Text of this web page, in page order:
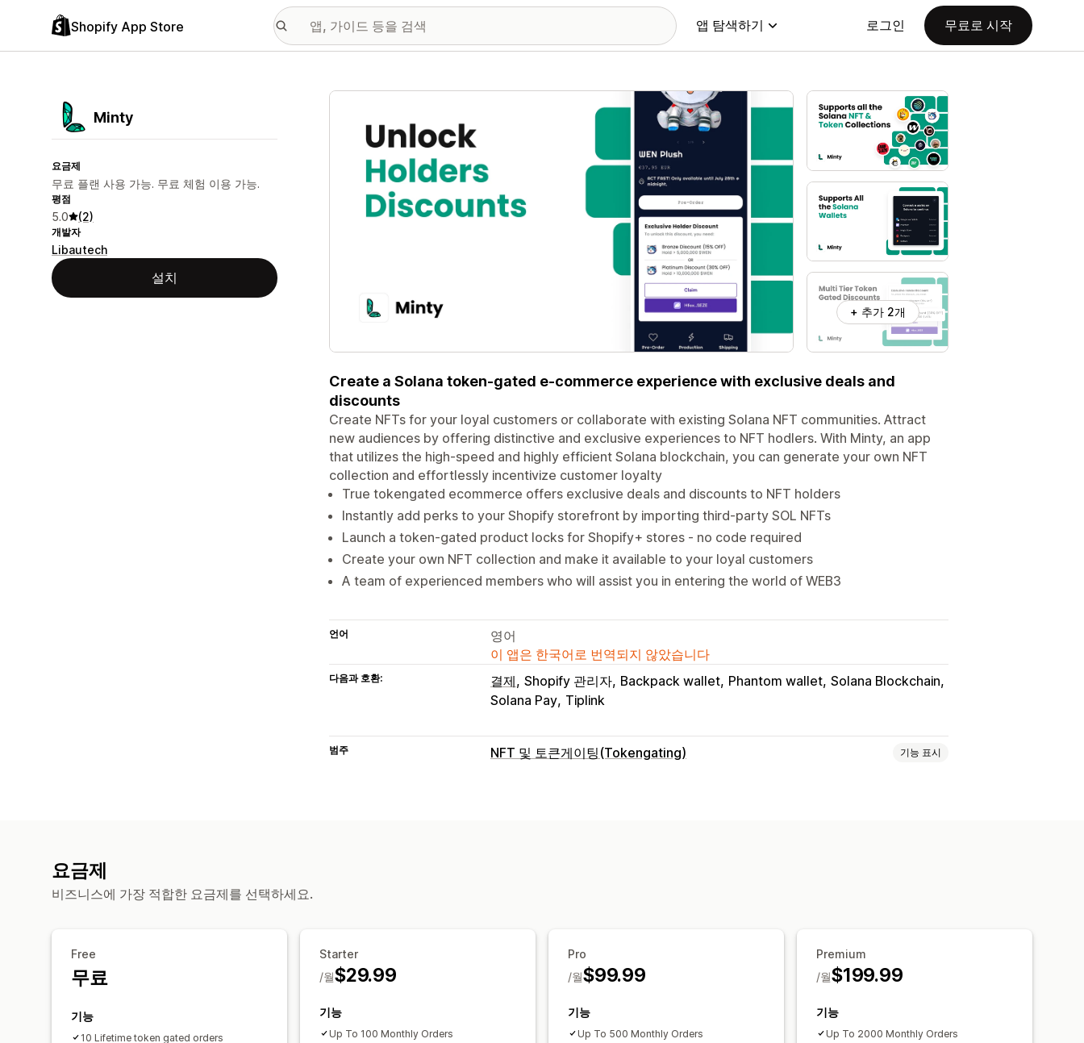
Shopify App Store 앱 탐색하기 로그인 무료로 시작
Minty
요금제
무료 플랜 사용 가능. 무료 체험 이용 가능.
평점
5.0 (2)
개발자
Libautech
설치
추천 이미지 갤러리
+ 추가 2개
Create a Solana token-gated e-commerce experience with exclusive deals and
discounts
Create NFTs for your loyal customers or collaborate with existing Solana NFT communities. Attract
new audiences by offering distinctive and exclusive experiences to NFT hodlers. With Minty, an app
that utilizes the high-speed and highly efficient Solana blockchain, you can generate your own NFT
collection and effortlessly incentivize customer loyalty
True tokengated ecommerce offers exclusive deals and discounts to NFT holders
Instantly add perks to your Shopify storefront by importing third-party SOL NFTs
Launch a token-gated product locks for Shopify+ stores - no code required
Create your own NFT collection and make it available to your loyal customers
A team of experienced members who will assist you in entering the world of WEB3
언어
영어
이 앱은 한국어로 번역되지 않았습니다
다음과 호환: 결제 Shopify 관리자 Backpack wallet Phantom wallet Solana Blockchain
Solana Pay Tiplink
범주 NFT 및 토큰게이팅(Tokengating) 기능 표시
요금제
비즈니스에 가장 적합한 요금제를 선택하세요.
Free
무료
기능
10 Lifetime token gated orders
Starter
$29.99
/월
기능
Up To 100 Monthly Orders
Pro
$99.99
/월
기능
Up To 500 Monthly Orders
Premium
$199.99
/월
기능
Up To 2000 Monthly Orders